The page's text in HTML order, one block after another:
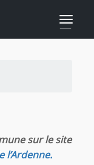
—
sur le site
l’Ardenne.